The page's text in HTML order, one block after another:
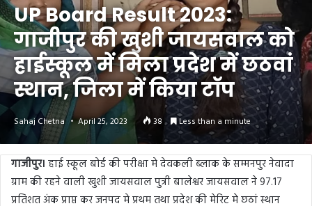
UP Board Result 2023:
गाजीपुर की खुशी जायसवाल को
हाईस्कूल में मिला प्रदेश में छठवां
स्थान, जिला में किया टॉप
Sahaj Chetna April 25, 2023 38 Less than a minute
गाजीपुर। हाई स्कूल बोर्ड की परीक्षा मे देवकली ब्लाक के सम्मनपुर नेवादा
ग्राम की रहने वाली खुशी जायसवाल पुत्री बालेश्वर जायसवाल ने 97.17
प्रतिशत अंक प्राप्त कर जनपद मे प्रथम तथा प्रदेश की मेरिट मे छठां स्थान